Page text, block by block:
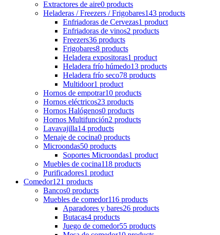
Extractores de aire0 products
Heladeras / Freezers / Frigobares143 products
Enfriadoras de Cervezas1 product
Enfriadoras de vinos2 products
Freezers36 products
Frigobares8 products
Heladera expositoras1 product
Heladera frío húmedo13 products
Heladera frío seco78 products
Multidoor1 product
Hornos de empotrar10 products
Hornos eléctricos23 products
Hornos Halógenos0 products
Hornos Multifunción2 products
Lavavajilla14 products
Menaje de cocina0 products
Microondas50 products
Soportes Microondas1 product
Muebles de cocina118 products
Purificadores1 product
Comedor121 products
Bancos0 products
Muebles de comedor116 products
Aparadores y bares26 products
Butacas4 products
Juego de comedor55 products